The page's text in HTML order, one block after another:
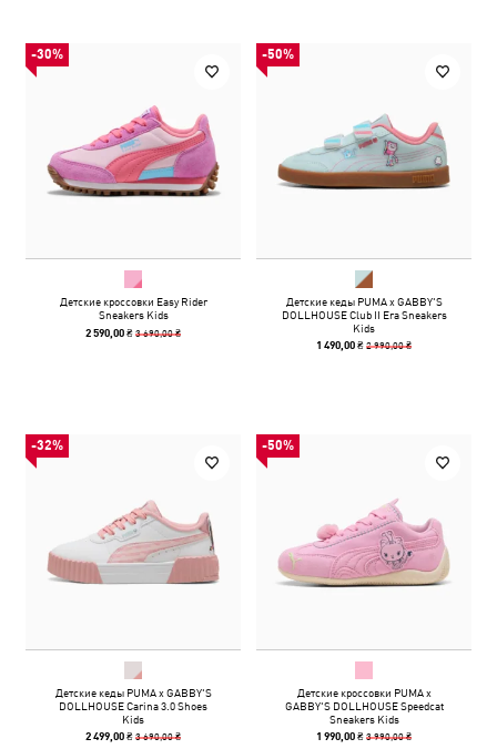
-30%
Детские кроссовки Easy Rider
Sneakers Kids
2 590,00 ₴3 690,00 ₴
-50%
Детские кеды PUMA x GABBY'S
DOLLHOUSE Club II Era Sneakers
Kids
1 490,00 ₴2 990,00 ₴
-32%
Детские кеды PUMA x GABBY'S
DOLLHOUSE Carina 3.0 Shoes
Kids
2 499,00 ₴3 690,00 ₴
-50%
Детские кроссовки PUMA x
GABBY'S DOLLHOUSE Speedcat
Sneakers Kids
1 990,00 ₴3 990,00 ₴